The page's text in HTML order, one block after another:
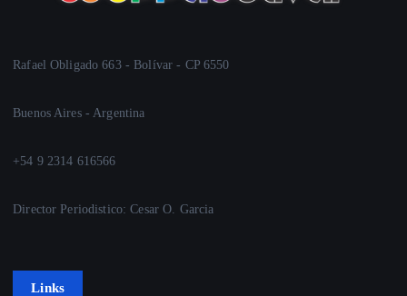
Rafael Obligado 663 - Bolívar - CP 6550
Buenos Aires - Argentina
+54 9 2314 616566
Director Periodistico: Cesar O. Garcia
Links